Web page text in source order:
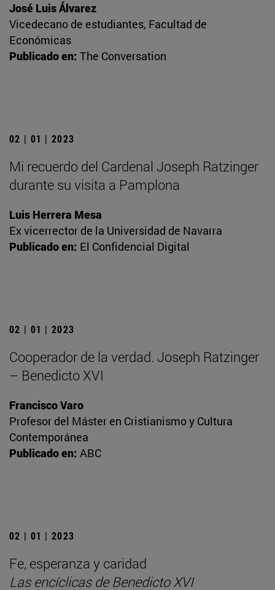
José Luis Álvarez
Vicedecano de estudiantes, Facultad de
Económicas
Publicado en: The Conversation
02 | 01 | 2023
Mi recuerdo del Cardenal Joseph Ratzinger
durante su visita a Pamplona
Luis Herrera Mesa
Ex vicerrector de la Universidad de Navarra
Publicado en: El Confidencial Digital
02 | 01 | 2023
Cooperador de la verdad. Joseph Ratzinger
– Benedicto XVI
Francisco Varo
Profesor del Máster en Cristianismo y Cultura
Contemporánea
Publicado en: ABC
02 | 01 | 2023
Fe, esperanza y caridad
Las encíclicas de Benedicto XVI